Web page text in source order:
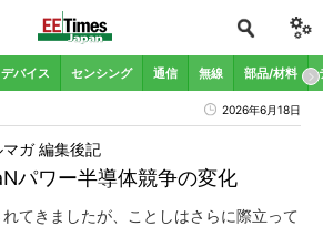
デバイス センシング 通信 無線 部品/材料
2026年6月18日
パワー半導体競争の変化
ガ 編集後記
てきましたが、ことしはさらに際立って